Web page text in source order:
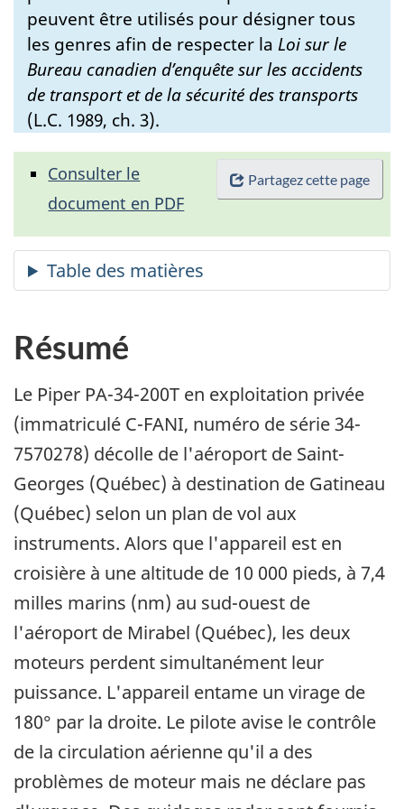
peuvent être utilisés pour désigner tous
les genres afin de respecter la Loi sur le
Bureau canadien d’enquête sur les accidents
de transport et de la sécurité des transports
(L.C. 1989, ch. 3).
Partagez cette page
Consulter le
document en PDF
Résumé
Le Piper PA-34-200T en exploitation privée
(immatriculé C-FANI, numéro de série 34-
7570278) décolle de l'aéroport de Saint-
Georges (Québec) à destination de Gatineau
(Québec) selon un plan de vol aux
instruments. Alors que l'appareil est en
croisière à une altitude de 10 000 pieds, à 7,4
milles marins (nm) au sud-ouest de
l'aéroport de Mirabel (Québec), les deux
moteurs perdent simultanément leur
puissance. L'appareil entame un virage de
180° par la droite. Le pilote avise le contrôle
de la circulation aérienne qu'il a des
problèmes de moteur mais ne déclare pas